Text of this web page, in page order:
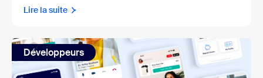
Lire la suite
Développeurs